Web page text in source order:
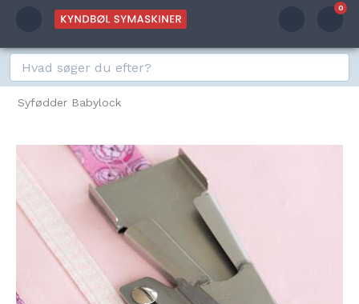
0
Syfødder Babylock